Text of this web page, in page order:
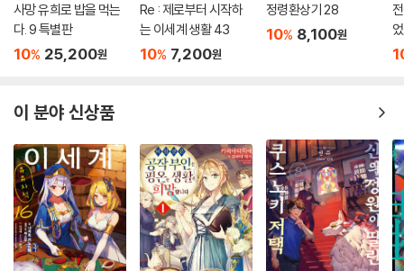
사망 유희로 밥을 먹는
다. 9 특별판
10% 25,200원
Re : 제로부터 시작하
는 이세계 생활 43
10% 7,200원
정령환상기 28
10% 8,100원
이 분야 신상품